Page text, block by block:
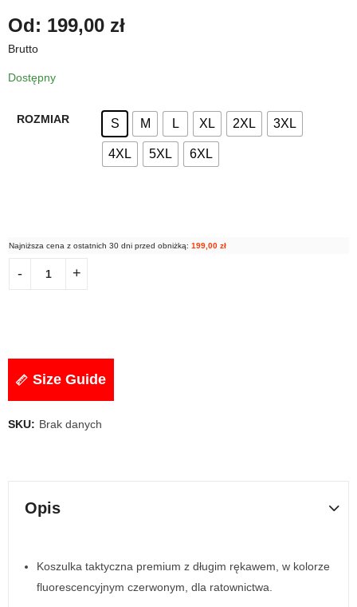
Od: 199,00 zł
Brutto
Dostępny
ROZMIAR S M L XL 2XL 3XL
4XL 5XL 6XL
Najniższa cena z ostatnich 30 dni przed obniżką: 199,00 zł
Size Guide
SKU: Brak danych
Opis
Koszulka taktyczna premium z długim rękawem, w kolorze
fluorescencyjnym czerwonym, dla ratownictwa.